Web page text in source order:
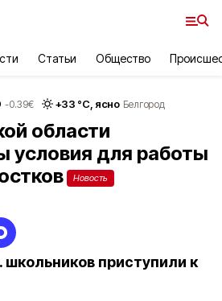
Статьи Общество
-0.39€ +33 °С, ясно Белгород
области
условия для работы
Новость
приступили к